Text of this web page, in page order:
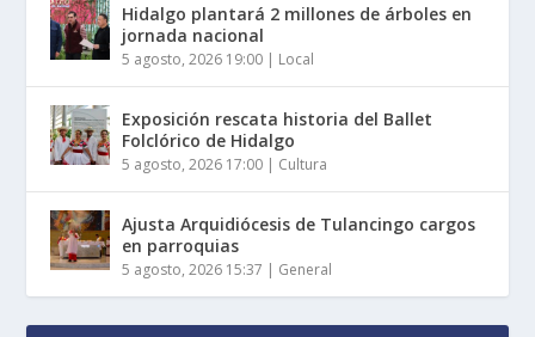
Hidalgo plantará 2 millones de árboles en
jornada nacional
5 agosto, 2026 19:00 | Local
Exposición rescata historia del Ballet
Folclórico de Hidalgo
5 agosto, 2026 17:00 | Cultura
Ajusta Arquidiócesis de Tulancingo cargos
en parroquias
5 agosto, 2026 15:37 | General